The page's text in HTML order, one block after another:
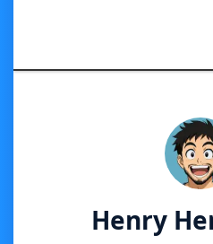
Henry